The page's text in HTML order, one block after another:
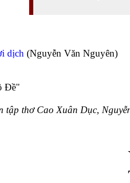
dịch (Nguyễn Văn Nguyên)
Đề"
tập thơ Cao Xuân Dục,